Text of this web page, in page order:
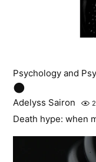
Psychology and
🌑
Adelyss Sairon
Death hype: when